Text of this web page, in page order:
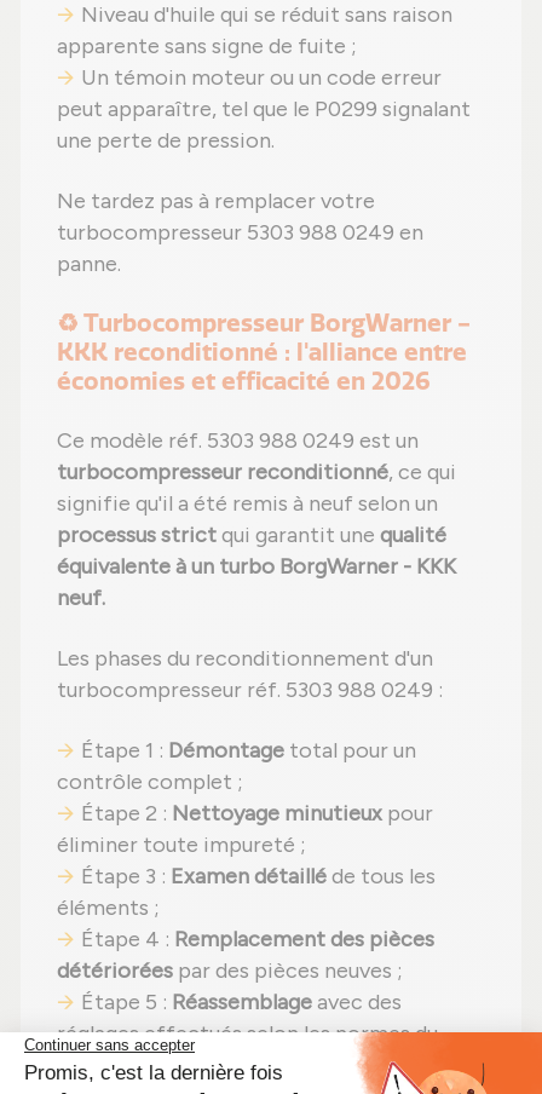
Niveau d'huile qui se réduit sans raison
apparente sans signe de fuite ;
Un témoin moteur ou un code erreur
peut apparaître, tel que le P0299 signalant
une perte de pression.
Ne tardez pas à remplacer votre
turbocompresseur 5303 988 0249 en
panne.
♻️ Turbocompresseur BorgWarner -
KKK reconditionné : l'alliance entre
économies et efficacité en 2026
Ce modèle réf. 5303 988 0249 est un
turbocompresseur reconditionné, ce qui
signifie qu'il a été remis à neuf selon un
processus strictqui garantit une qualité
équivalente à un turbo BorgWarner - KKK
neuf.
Les phases du reconditionnement d'un
turbocompresseur réf. 5303 988 0249 :
Étape 1 : Démontage total pour un
contrôle complet ;
Étape 2 : Nettoyage minutieux pour
éliminer toute impureté ;
Étape 3 : Examen détailléde tous les
éléments ;
Étape 4 : Remplacement des pièces
détériorées par des pièces neuves ;
Étape 5 : Réassemblageavec des
réglages effectués selon les normes du
constructeur ;